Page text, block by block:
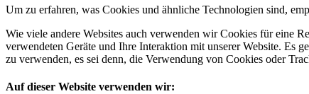
Um zu erfahren, was Cookies und ähnliche Technologien sind,
Wie viele andere Websites auch verwenden wir Cookies für eine
verwendeten Geräte und Ihre Interaktion mit unserer Website. Es
zu verwenden, es sei denn, die Verwendung von Cookies oder
Auf dieser Website verwenden wir: